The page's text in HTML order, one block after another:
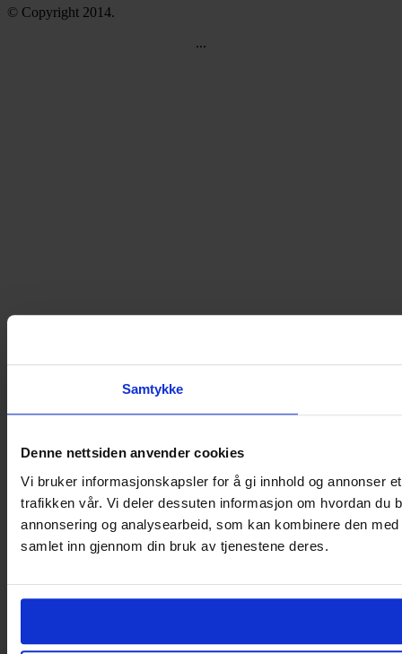
Samtykke
Denne nettsiden anvender cookies
Vi bruker informasjonskapsler for å gi innhold og annonser
trafikken vår. Vi deler dessuten informasjon om hvordan du
annonsering og analysearbeid, som kan kombinere den
samlet inn gjennom din bruk av tjenestene deres.
© Copyright 2014.
...